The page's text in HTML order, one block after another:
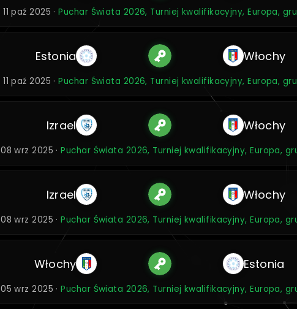
11 paź 2025 ·Puchar Świata 2026, Turniej kwalifikacyjny, Europa,
Estonia Włochy
11 paź 2025 ·Puchar Świata 2026, Turniej kwalifikacyjny, Europa,
Izrael Włochy
08 wrz 2025 ·Puchar Świata 2026, Turniej kwalifikacyjny, Europa,
Izrael Włochy
08 wrz 2025 ·Puchar Świata 2026, Turniej kwalifikacyjny, Europa,
Włochy Estonia
05 wrz 2025 ·Puchar Świata 2026, Turniej kwalifikacyjny, Europa,